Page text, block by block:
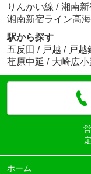
りんかい線 / 湘南
湘南新宿ライン高海
駅から探す
五反田 / 戸越 / 戸越
荏原中延 / 大崎広小
ホーム